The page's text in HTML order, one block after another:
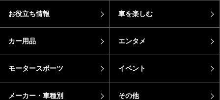
お役立ち情報 車を楽しむ
カー用品 エンタメ
モータースポーツ イベント
メーカー・車種別 その他